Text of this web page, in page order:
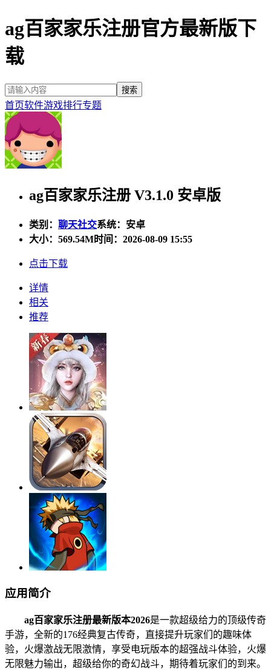
ag百家家乐注册官方最新版下
载
首页软件游戏排行专题
ag百家家乐注册 V3.1.0 安卓版
类别： 聊天社交系统：安卓
大小： 569.54M时间：2026-08-09 15:55
点击下载
详情
相关
推荐
应用简介
ag百家家乐注册最新版本2026是一款超级给力的顶级传奇
手游，全新的176经典复古传奇，直接提升玩家们的趣味体
验，火爆激战无限激情，享受电玩版本的超强战斗体验，火爆
无限魅力输出，超级给你的奇幻战斗，期待着玩家们的到来。